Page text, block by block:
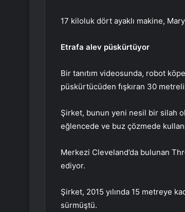
17 kiloluk dört ayaklı makine,
Etrafa alev püskürtüyor
Bir tanıtım videosunda, robot
püskürtücüden fışkıran 30
Şirket, bunun yeni nesil bir silah
eğlencede ve buz çözmede
Merkezi Cleveland’da bulunan
ediyor.
Şirket, 2015 yılında 15 metreye
sürmüştü.